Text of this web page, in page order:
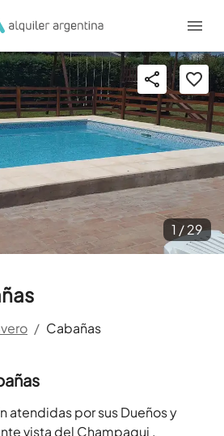
/ Cabañas
1 /29
atendidas por sus Dueños y
vista del Champaqui .